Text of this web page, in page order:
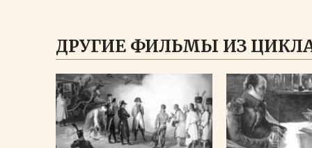
ДРУГИЕ ФИЛЬМЫ ИЗ